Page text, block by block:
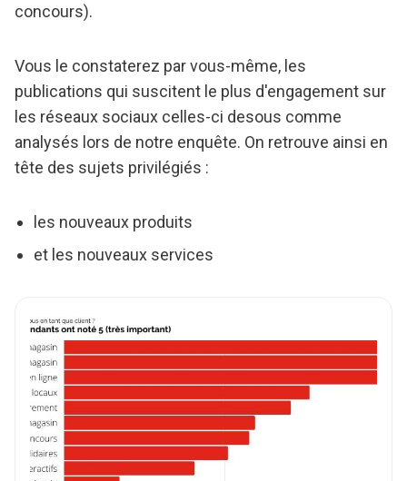
concours).
Vous le constaterez par vous-même, les
publications qui suscitent le plus d'engagement sur
les réseaux sociaux celles-ci desous comme
analysés lors de notre enquête. On retrouve ainsi en
tête des sujets privilégiés :
les nouveaux produits
et les nouveaux services